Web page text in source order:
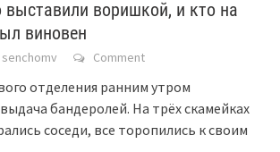
выставили воришкой, и кто на
виновен
senchomv Comment
отделения ранним утром
бандеролей. На трёх скамейках
соседи, все торопились к своим